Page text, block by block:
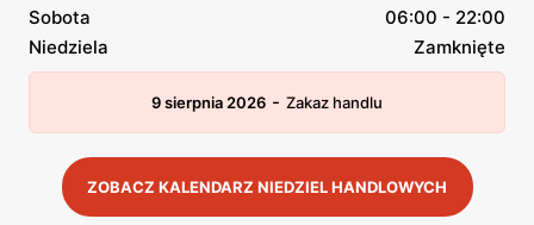
Sobota
06:00 - 22:00
Niedziela
Zamknięte
9 sierpnia 2026 - Zakaz handlu
ZOBACZ KALENDARZ NIEDZIEL HANDLOWYCH